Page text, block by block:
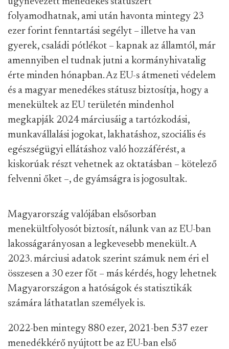
folyamodhatnak, ami után havonta mintegy 23
ezer forint fenntartási segélyt – illetve ha van
gyerek, családi pótlékot – kapnak az államtól, már
amennyiben el tudnak jutni a kormányhivatalig
érte minden hónapban. Az EU-s átmeneti védelem
és a magyar menedékes státusz biztosítja, hogy a
menekültek az EU területén mindenhol
megkapják 2024 márciusáig a tartózkodási,
munkavállalási jogokat, lakhatáshoz, szociális és
egészségügyi ellátáshoz való hozzáférést, a
kiskorúak részt vehetnek az oktatásban – kötelező
felvenni őket –, de gyámságra is jogosultak.
Magyarország valójában elsősorban
menekültfolyosót biztosít, nálunk van az EU-ban
lakosságarányosan a legkevesebb menekült. A
2023. márciusi adatok szerint számuk nem éri el
összesen a 30 ezer főt – más kérdés, hogy lehetnek
Magyarországon a hatóságok és statisztikák
számára láthatatlan személyek is.
2022-ben mintegy 880 ezer, 2021-ben 537 ezer
menedékkérő nyújtott be az EU-ban első